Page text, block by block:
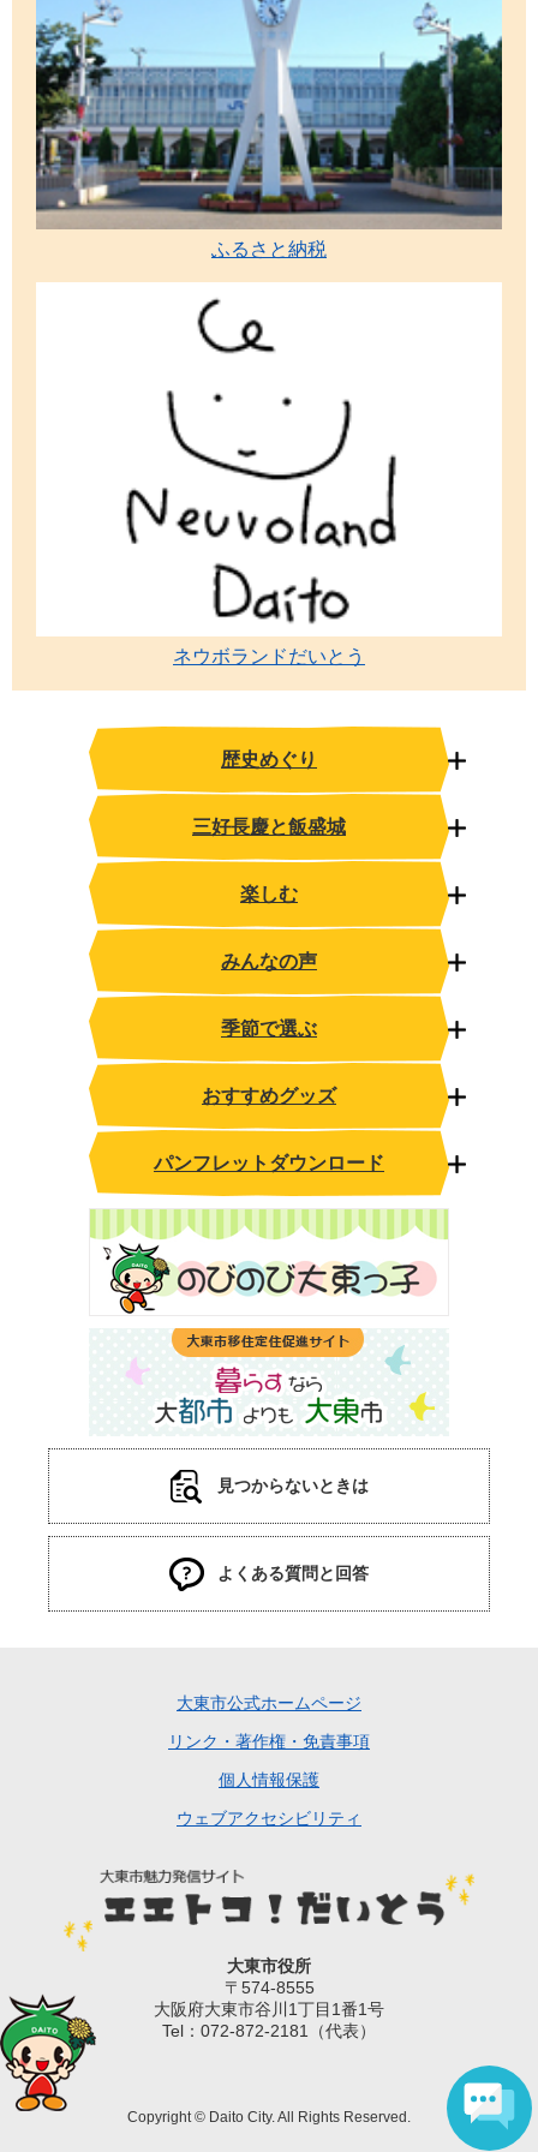
ふるさと納税
ネウボランドだいとう
歴史めぐり
三好長慶と飯盛城
楽しむ
みんなの声
季節で選ぶ
おすすめグッズ
パンフレットダウンロード
見つからないときは
よくある質問と回答
大東市公式ホームページ
リンク・著作権・免責事項
個人情報保護
ウェブアクセシビリティ
大東市役所
〒574-8555
大阪府大東市谷川1丁目1番1号
Tel：072-872-2181（代表）
Copyright © Daito City. All Rights Reserved.